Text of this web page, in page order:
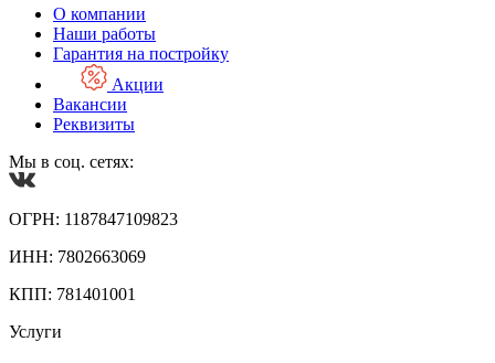
О компании
Наши работы
Гарантия на постройку
Акции
Вакансии
Реквизиты
Мы в соц. сетях:
ОГРН: 1187847109823
ИНН: 7802663069
КПП: 781401001
Услуги